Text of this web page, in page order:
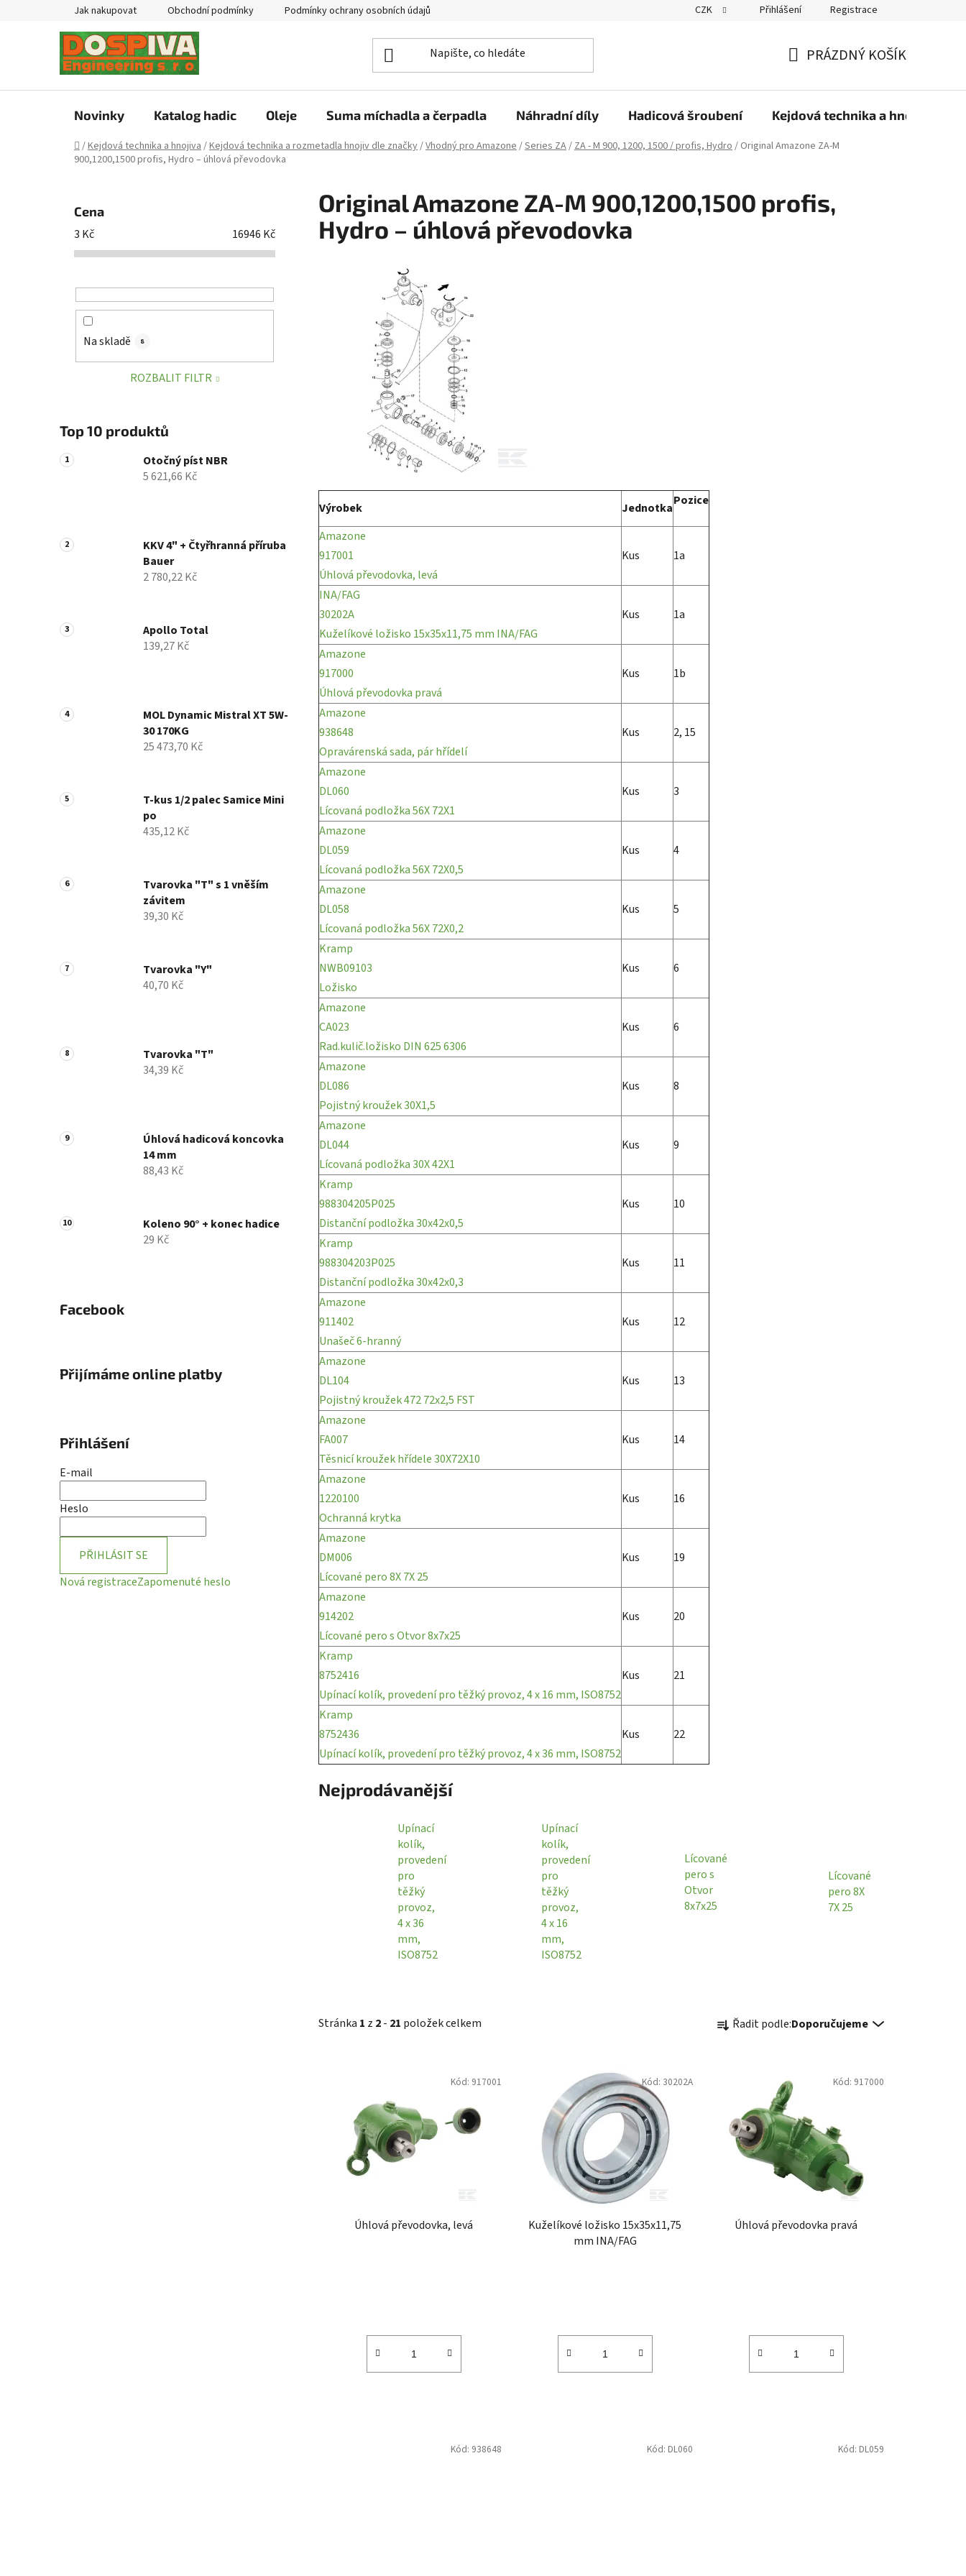
Jak nakupovat Obchodní podmínky Podmínky ochrany osobních údajů CZK Přihlášení Registrace
KOŠÍK
PRÁZDNÝ KOŠÍK
Novinky Katalog hadic Oleje Suma míchadla a čerpadla Náhradní díly Hadicová šroubení Kejdová technika a hnojiva
Domů
/Kejdová technika a hnojiva/Kejdová technika a rozmetadla hnojiv dle značky/Vhodný pro Amazone/Series ZA/ZA - M 900, 1200, 1500 / profis, Hydro/ Original Amazone ZA-M
900,1200,1500 profis, Hydro – úhlová převodovka
l
Cena
3 Kč 16946 Kč
Na skladě 8
ROZBALIT FILTR
Top 10 produktů
Otočný píst NBR
5 621,66 Kč
KKV 4" + Čtyřhranná příruba
Bauer
2 780,22 Kč
Apollo Total
139,27 Kč
MOL Dynamic Mistral XT 5W-
30 170KG
25 473,70 Kč
T-kus 1/2 palec Samice Mini
po
435,12 Kč
Tvarovka "T" s 1 vněším
závitem
39,30 Kč
Tvarovka "Y"
40,70 Kč
Tvarovka "T"
34,39 Kč
Úhlová hadicová koncovka
14 mm
88,43 Kč
Koleno 90° + konec hadice
29 Kč
Facebook
Přijímáme online platby
Přihlášení
E-mail
Heslo
PŘIHLÁSIT SE
Nová registraceZapomenuté heslo
Original Amazone ZA-M 900,1200,1500 profis,
Hydro – úhlová převodovka
Výrobek JednotkaPozice
Amazone
917001
Úhlová převodovka, levá
Kus 1a
INA/FAG
30202A
Kuželíkové ložisko 15x35x11,75 mm INA/FAG
Kus 1a
Amazone
917000
Úhlová převodovka pravá
Kus 1b
Amazone
938648
Opravárenská sada, pár hřídelí
Kus 2, 15
Amazone
DL060
Lícovaná podložka 56X 72X1
Kus 3
Amazone
DL059
Lícovaná podložka 56X 72X0,5
Kus 4
Amazone
DL058
Lícovaná podložka 56X 72X0,2
Kus 5
Kramp
NWB09103
Ložisko
Kus 6
Amazone
CA023
Rad.kulič.ložisko DIN 625 6306
Kus 6
Amazone
DL086
Pojistný kroužek 30X1,5
Kus 8
Amazone
DL044
Lícovaná podložka 30X 42X1
Kus 9
Kramp
988304205P025
Distanční podložka 30x42x0,5
Kus 10
Kramp
988304203P025
Distanční podložka 30x42x0,3
Kus 11
Amazone
911402
Unašeč 6-hranný
Kus 12
Amazone
DL104
Pojistný kroužek 472 72x2,5 FST
Kus 13
Amazone
FA007
Těsnicí kroužek hřídele 30X72X10
Kus 14
Amazone
1220100
Ochranná krytka
Kus 16
Amazone
DM006
Lícované pero 8X 7X 25
Kus 19
Amazone
914202
Lícované pero s Otvor 8x7x25
Kus 20
Kramp
8752416
Upínací kolík, provedení pro těžký provoz, 4 x 16 mm, ISO8752
Kus 21
Kramp
8752436
Upínací kolík, provedení pro těžký provoz, 4 x 36 mm, ISO8752
Kus 22
Nejprodávanější
Upínací
kolík,
provedení
pro
těžký
provoz,
4 x 36
mm,
ISO8752
Upínací
kolík,
provedení
pro
těžký
provoz,
4 x 16
mm,
ISO8752
Lícované
pero s
Otvor
8x7x25
Lícované
pero 8X
7X 25
Stránka 1 z 2- 21 položek celkem
a Řadit podle:Doporučujeme
Úhlová převodovka, levá
Kód: 917001
Kuželíkové ložisko 15x35x11,75
mm INA/FAG
Kód: 30202A
Úhlová převodovka pravá
Kód: 917000
Kód: 938648 Kód: DL060 Kód: DL059